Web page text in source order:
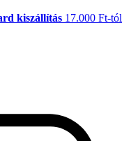
kiszállítás 17.000 Ft-tól